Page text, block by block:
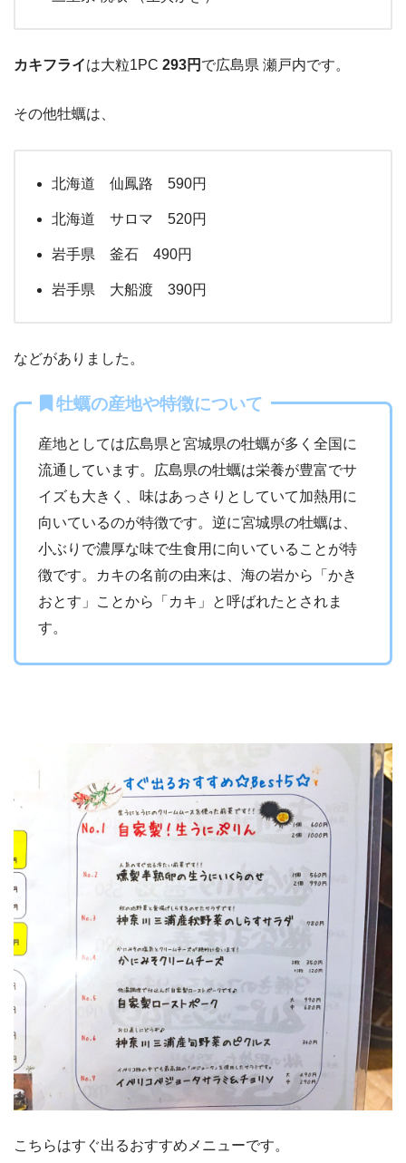
カキフライは大粒1PC 293円 で広島県 瀬戸内です。
その他牡蠣は、
北海道 仙鳳路 590円
北海道 サロマ 520円
岩手県 釜石 490円
岩手県 大船渡 390円
などがありました。
牡蠣の産地や特徴について
産地としては広島県と宮城県の牡蠣が多く全国に
流通しています。広島県の牡蠣は栄養が豊富でサ
イズも大きく、味はあっさりとしていて加熱用に
向いているのが特徴です。逆に宮城県の牡蠣は、
小ぶりで濃厚な味で生食用に向いていることが特
徴です。カキの名前の由来は、海の岩から「かき
おとす」ことから「カキ」と呼ばれたとされま
す。
こちらはすぐ出るおすすめメニューです。